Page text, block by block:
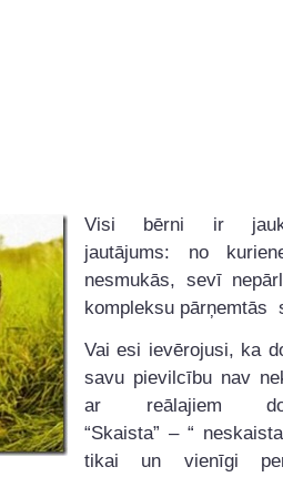
Visi bērni ir
jautājums: no
nesmukās, sevī
kompleksu pārņemtās
Vai esi ievērojusi, ka
savu pievilcību nav
ar reālajiem
“Skaista” – “
tikai un vienīgi